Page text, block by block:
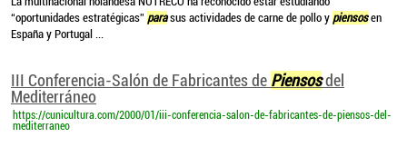
“oportunidades estratégicas” parasus actividades de carne de pollo y piensosen
España y Portugal ...
III Conferencia-Salón de Fabricantes de Piensosdel
Mediterráneo
https://cunicultura.com/2000/01/iii-conferencia-salon-de-fabricantes-de-piensos-del-
mediterraneo